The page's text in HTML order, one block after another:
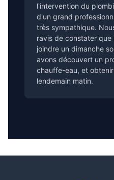
l'intervention du
d'un grand
très sympathique.
ravis de constater que
joindre un dimanche
avons découvert un
chauffe-eau, et
lendemain matin.